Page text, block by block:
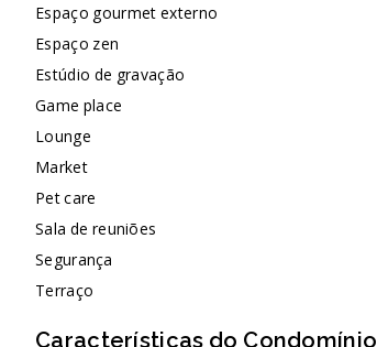
Espaço gourmet externo
Espaço zen
Estúdio de gravação
Game place
Lounge
Market
Pet care
Sala de reuniões
Segurança
Terraço
Características do Condomínio